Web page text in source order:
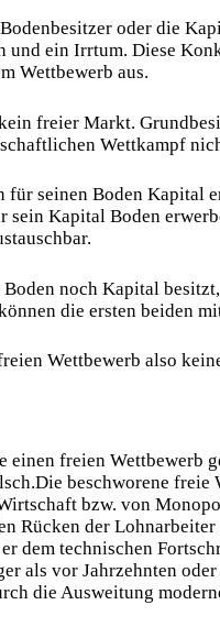
oder die
ein Irrtum. Diese
Wettbewerb aus.
freier Markt.
Wettkampf
für seinen Boden Kapital
sein Kapital Boden
noch Kapital
die ersten beiden
Wettbewerb also
einen freien Wettbewerb
beschworene
bzw. von
Rücken der
dem technischen
als vor Jahrzehnten
die Ausweitung